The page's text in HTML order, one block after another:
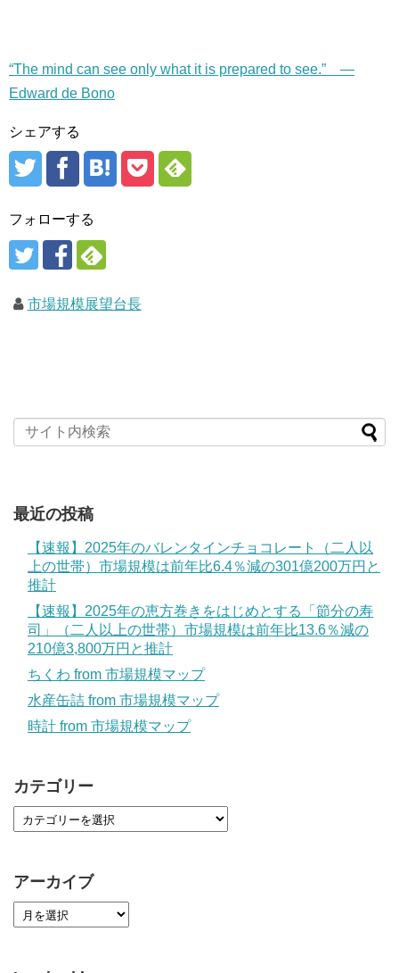
“The mind can see only what it is prepared to see.” —
Edward de Bono
シェアする
フォローする
市場規模展望台長
最近の投稿
【速報】2025年のバレンタインチョコレート（二人以
上の世帯）市場規模は前年比6.4％減の301億200万円と
推計
【速報】2025年の恵方巻きをはじめとする「節分の寿
司」（二人以上の世帯）市場規模は前年比13.6％減の
210億3,800万円と推計
ちくわ from 市場規模マップ
水産缶詰 from 市場規模マップ
時計 from 市場規模マップ
カテゴリー
アーカイブ